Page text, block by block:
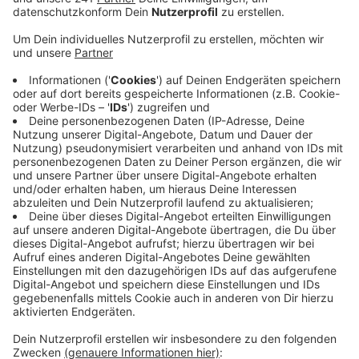
und damit fast so viele wie vor der Pandemie.
Veröffentlicht:Donnerstag, 21.04.2022 14:15
Anzeige
Erst Corona, dann die Hochwasserkatastrophe. Viele
Gastronomen hatten in den vergangenen Jahren zu
kämpfen. Umso mehr freuen sie sich laut Veranstalter,
dass das Leverkusener Kneipenfestival dieses Jahr
wieder unter fast normalen Bedingungen stattfinden
kann. Das Event hat in den vergangenen Jahren immer
mehrere tausend Besucher angelockt. In insgesamt 27
Locations quer durch die Stadt verteilt wird es am 21.
Mai Konzerte, Comedy und Shows geben. Den ganzen
Abend wird ein Shuttlebus zwischen den Kneipen